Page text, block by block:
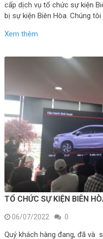
cấp dịch vụ tổ chức sự kiện
bị sự kiện Biên Hòa. Chúng
Xem thêm
TỔ CHỨC SỰ KIỆN BIÊN
06/07/2022 0
Quý khách hàng đang, đã và